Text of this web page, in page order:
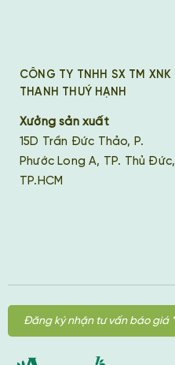
CÔNG TY TNHH SX TM XNK
THANH THUÝ HẠNH
Xưởng sản xuất
15D Trần Đức Thảo, P.
Phước Long A, TP. Thủ Đức,
TP.HCM